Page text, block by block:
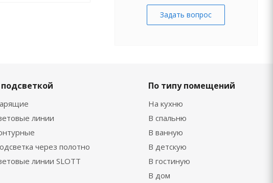
Задать вопрос
линии
через полотно
линии SLOTT
По типу помещений
На кухню
В спальню
В ванную
В детскую
В гостиную
В дом